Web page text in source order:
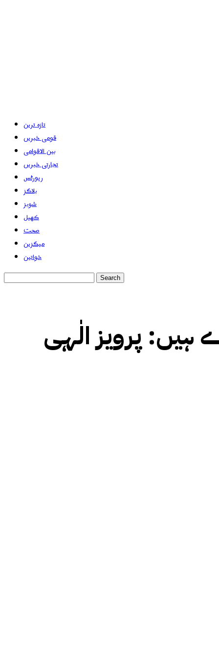
تازہ ترین
قومی خبریں
بین الاقوامی
تجارتی خبریں
رپورٹس
بلاگز
شوبز
کھیل
صحت
میگزین
خواتین
ہیں‌: پرویز الٰہی